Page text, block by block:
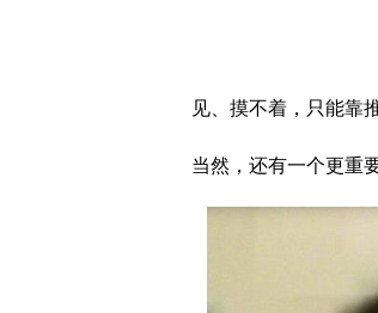
见、摸不着，只能靠
当然，还有一个更重